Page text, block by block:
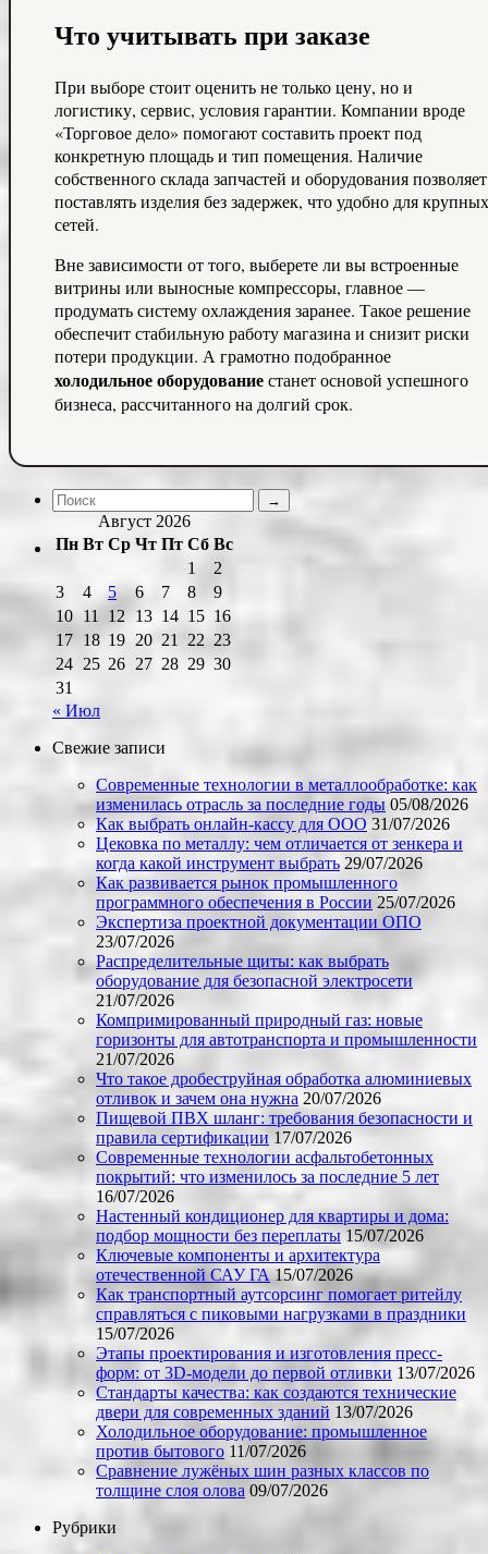
Что учитывать при заказе
При выборе стоит оценить не только цену, но и
логистику, сервис, условия гарантии. Компании вроде
«Торговое дело» помогают составить проект под
конкретную площадь и тип помещения. Наличие
собственного склада запчастей и оборудования позволяет
поставлять изделия без задержек, что удобно для крупных
сетей.
Вне зависимости от того, выберете ли вы встроенные
витрины или выносные компрессоры, главное —
продумать систему охлаждения заранее. Такое решение
обеспечит стабильную работу магазина и снизит риски
потери продукции. А грамотно подобранное
холодильное оборудованиестанет основой успешного
бизнеса, рассчитанного на долгий срок.
Август 2026
Пн Вт Ср Чт Пт Сб Вс
1
2
3
4 5 6 7 8
9
10 11 12 13 14 15 16
17 18 19 20 21 22 23
24 25 26 27 28 29 30
31
« Июл
Свежие записи
Современные технологии в металлообработке: как
изменилась отрасль за последние годы 05/08/2026
Как выбрать онлайн-кассу для ООО 31/07/2026
Цековка по металлу: чем отличается от зенкера и
когда какой инструмент выбрать 29/07/2026
Как развивается рынок промышленного
программного обеспечения в России 25/07/2026
Экспертиза проектной документации ОПО
23/07/2026
Распределительные щиты: как выбрать
оборудование для безопасной электросети
21/07/2026
Компримированный природный газ: новые
горизонты для автотранспорта и промышленности
21/07/2026
Что такое дробеструйная обработка алюминиевых
отливок и зачем она нужна 20/07/2026
Пищевой ПВХ шланг: требования безопасности и
правила сертификации 17/07/2026
Современные технологии асфальтобетонных
покрытий: что изменилось за последние 5 лет
16/07/2026
Настенный кондиционер для квартиры и дома:
подбор мощности без переплаты 15/07/2026
Ключевые компоненты и архитектура
отечественной САУ ГА 15/07/2026
Как транспортный аутсорсинг помогает ритейлу
справляться с пиковыми нагрузками в праздники
15/07/2026
Этапы проектирования и изготовления пресс-
форм: от 3D-модели до первой отливки 13/07/2026
Стандарты качества: как создаются технические
двери для современных зданий 13/07/2026
Холодильное оборудование: промышленное
против бытового 11/07/2026
Сравнение лужёных шин разных классов по
толщине слоя олова 09/07/2026
Рубрики